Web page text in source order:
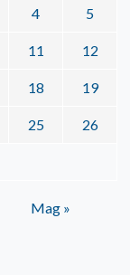
4 5
11 12
18 19
25 26
Mag »